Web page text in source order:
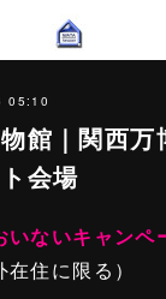
05:10
館｜関西万
会場
いないキャンペ
住に限る）